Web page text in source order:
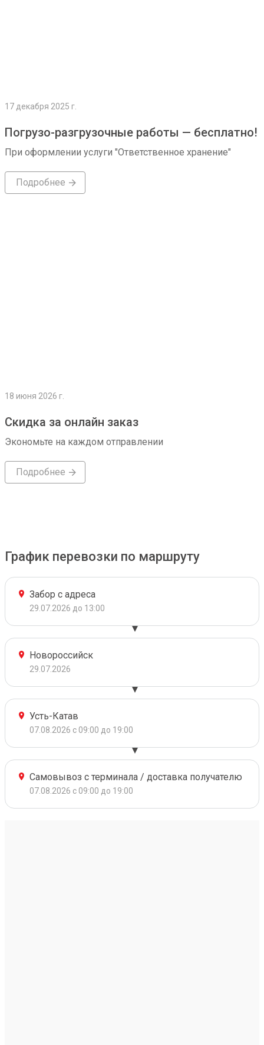
17 декабря 2025 г.
Погрузо-разгрузочные работы — бесплатно!
При оформлении услуги "Ответственное хранение"
Подробнее
18 июня 2026 г.
Скидка за онлайн заказ
Экономьте на каждом отправлении
Подробнее
График перевозки по маршруту
Забор с адреса
29.07.2026 до 13:00
Новороссийск
29.07.2026
Усть-Катав
07.08.2026 с 09:00 до 19:00
Самовывоз с терминала / доставка получателю
07.08.2026 с 09:00 до 19:00